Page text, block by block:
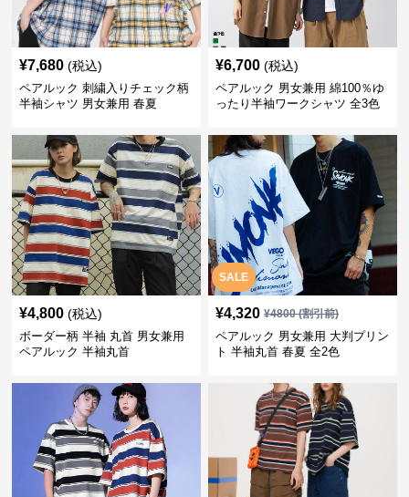
¥7,680 (税込)
ペアルック 刺繍入りチェック柄
半袖シャツ 男女兼用 春夏
¥6,700 (税込)
ペアルック 男女兼用 綿100％ゆ
ったり半袖ワークシャツ 全3色
¥4,800 (税込)
ボーダー柄 半袖 丸首 男女兼用
ペアルック 半袖丸首
SALE
¥4,320 ¥4800(割引前)
ペアルック 男女兼用 大判プリン
ト 半袖丸首 春夏 全2色